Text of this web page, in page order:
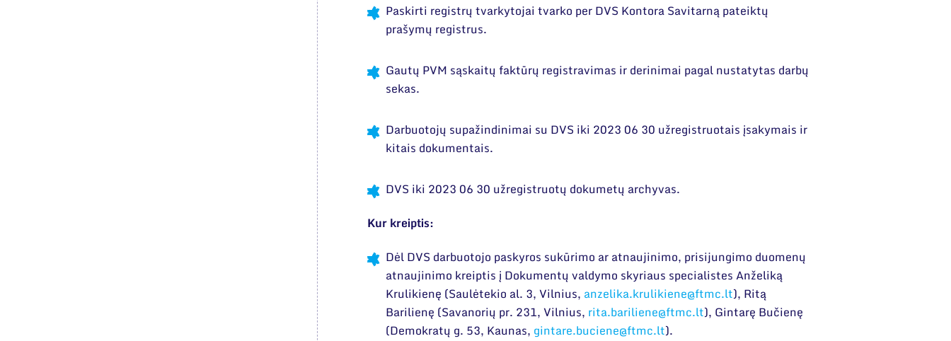
Paskirti registrų tvarkytojai tvarko per DVS Kontora Savitarną pateiktų
prašymų registrus.
Gautų PVM sąskaitų faktūrų registravimas ir derinimai pagal nustatytas darbų
sekas.
Darbuotojų supažindinimai su DVS iki 2023 06 30 užregistruotais įsakymais ir
kitais dokumentais.
DVS iki 2023 06 30 užregistruotų dokumetų archyvas.
Kur kreiptis:
Dėl DVS darbuotojo paskyros sukūrimo ar atnaujinimo, prisijungimo duomenų
atnaujinimo kreiptis į Dokumentų valdymo skyriaus specialistes Anželiką
Krulikienę (Saulėtekio al. 3, Vilnius, anzelika.krulikiene@ftmc.lt), Ritą
Barilienę (Savanorių pr. 231, Vilnius, rita.bariliene@ftmc.lt), Gintarę Bučienę
(Demokratų g. 53, Kaunas, gintare.buciene@ftmc.lt).